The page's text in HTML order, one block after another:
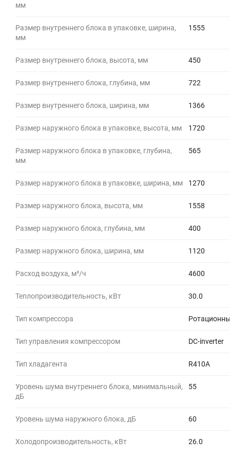
мм
Размер внутреннего блока в упаковке, ширина,
мм
1555
Размер внутреннего блока, высота, мм 450
Размер внутреннего блока, глубина, мм 722
Размер внутреннего блока, ширина, мм 1366
Размер наружного блока в упаковке, высота, мм 1720
Размер наружного блока в упаковке, глубина,
мм
565
Размер наружного блока в упаковке, ширина, мм 1270
Размер наружного блока, высота, мм 1558
Размер наружного блока, глубина, мм 400
Размер наружного блока, ширина, мм 1120
Расход воздуха, м³/ч 4600
Теплопроизводительность, кВт 30.0
Тип компрессора
Тип управления компрессором DC-inverter
Тип хладагента R410A
Уровень шума внутреннего блока, минимальный,
дБ
55
Уровень шума наружного блока, дБ 60
Холодопроизводительность, кВт 26.0